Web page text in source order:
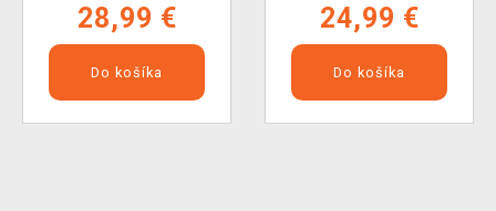
28,99 €
Do košíka
24,99 €
Do košíka